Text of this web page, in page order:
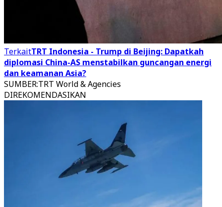
TerkaitTRT Indonesia - Trump di Beijing: Dapatkah
diplomasi China-AS menstabilkan guncangan energi
dan keamanan Asia?
SUMBER:TRT World & Agencies
DIREKOMENDASIKAN